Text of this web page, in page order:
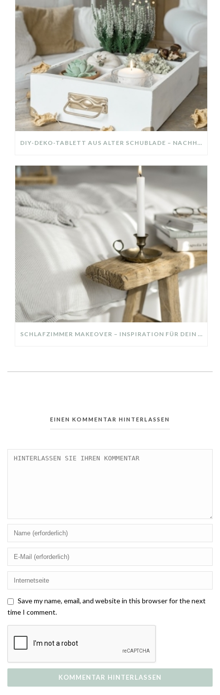
DIY-DEKO-TABLETT AUS ALTER SCHUBLADE – NACHHALTIGE HERBSTDEKO SELBER MACHEN!
SCHLAFZIMMER MAKEOVER – INSPIRATION FÜR DEIN SCHLAFZIMMER: AUS ALT MACH NEU – HELL, GEMÜTLICH UND EINLADEND
EINEN KOMMENTAR HINTERLASSEN
Save my name, email, and website in this browser for the next
time I comment.